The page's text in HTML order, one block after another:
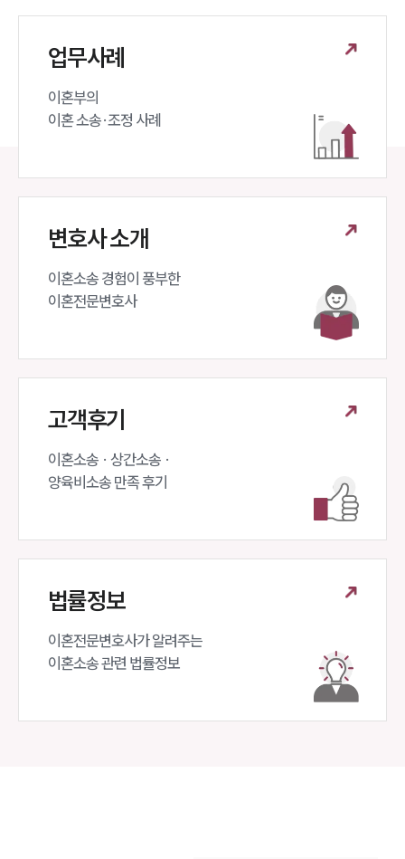
업무사례
이혼부의
이혼 소송·조정 사례
변호사 소개
이혼소송 경험이 풍부한
이혼전문변호사
고객후기
이혼소송 · 상간소송 ·
양육비소송 만족 후기
법률정보
이혼전문변호사가 알려주는
이혼소송 관련 법률정보